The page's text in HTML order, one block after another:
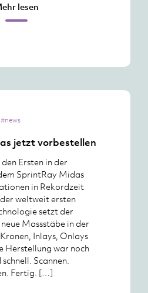
lesen
#news
jetzt vorbestellen
Ersten in der
SprintRay Midas
in Rekordzeit
weltweit ersten
setzt der
Massstäbe in der
Inlays, Onlays
Herstellung war noch
Scannen.
Fertig. […]